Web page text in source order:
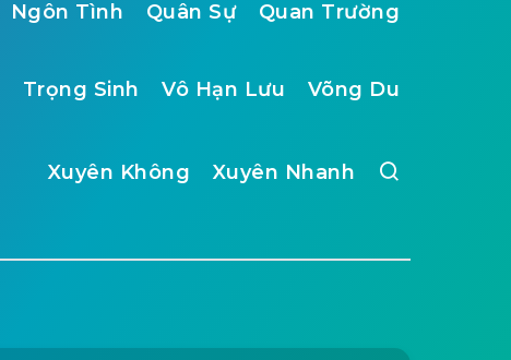
Ngôn Tình Quân Sự Quan Trường
Trọng Sinh Vô Hạn Lưu Võng Du
Xuyên Không Xuyên Nhanh